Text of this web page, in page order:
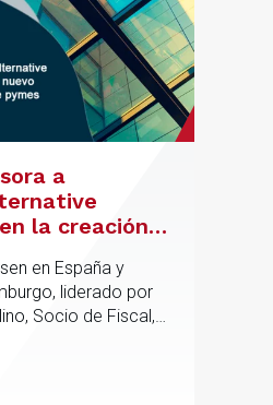
a
la creación
dirigido a
de pymes
en España y
liderado por
Socio de Fiscal,
hasta el primer